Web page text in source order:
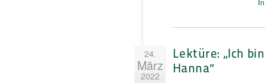
24.
März
2022
Lektüre: „Ich bin
Hanna“